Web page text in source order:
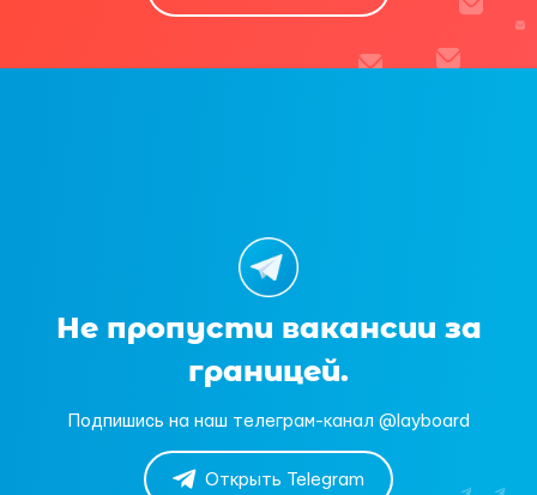
Не пропусти вакансии за
границей.
Подпишись на наш телеграм-канал @layboard
Открыть Telegram